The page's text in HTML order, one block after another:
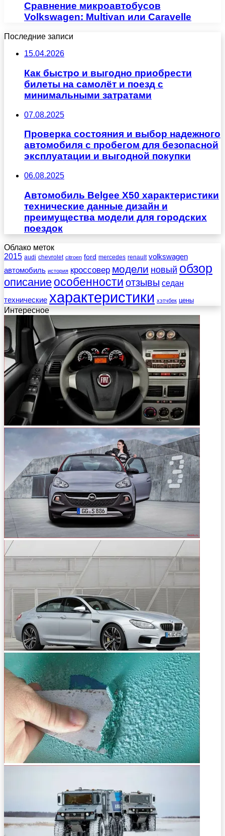
Сравнение микроавтобусов
Volkswagen: Multivan или Caravelle
Последние записи
15.04.2026
Как быстро и выгодно приобрести
билеты на самолёт и поезд с
минимальными затратами
07.08.2025
Проверка состояния и выбор надежного
автомобиля с пробегом для безопасной
эксплуатации и выгодной покупки
06.08.2025
Автомобиль Belgee X50 характеристики
технические данные дизайн и
преимущества модели для городских
поездок
Облако меток
2015 audi chevrolet citroen ford mercedes renault volkswagen
автомобиль история кроссовер модели новый обзор
описание особенности отзывы седан
технические характеристики хэтчбек цены
Интересное